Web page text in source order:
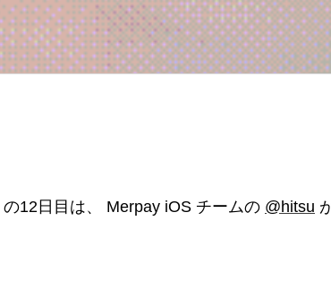
の12日目は、 Merpay iOS チームの @hitsu